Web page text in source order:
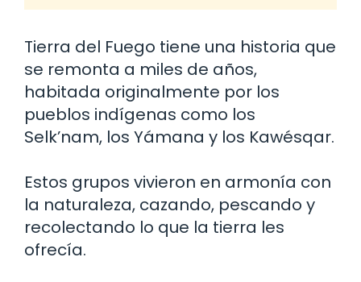
Tierra del Fuego tiene una historia que
se remonta a miles de años,
habitada originalmente por los
pueblos indígenas como los
Selk’nam, los Yámana y los Kawésqar.
Estos grupos vivieron en armonía con
la naturaleza, cazando, pescando y
recolectando lo que la tierra les
ofrecía.